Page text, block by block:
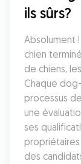
ils sûrs?
Absolument
chien
de chiens,
Chaque
processus
une
ses
propriétaires
des